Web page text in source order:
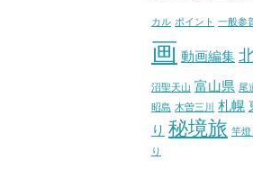
カル ポイント 一般参
画 動画編集
沼聖天山 富山県 尾
昭島 木曽三川 札幌
り 秘境旅 竿燈
り